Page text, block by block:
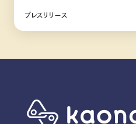
プレスリリース